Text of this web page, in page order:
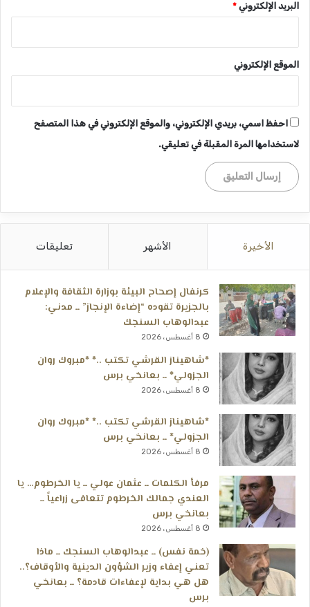
البريد الإلكتروني *
الموقع الإلكتروني
احفظ اسمي، بريدي الإلكتروني، والموقع الإلكتروني في هذا المتصفح
لاستخدامها المرة المقبلة في تعليقي.
الأخيرة الأشهر تعليقات
كرنفال إصحاح البيئة بوزارة الثقافة والإعلام
بالجزيرة تقوده “إضاءة الإنجاز” ــ مدني:
عبدالوهاب السنجك
8 أغسطس، 2026
*شاهيناز القرشي تكتب ..* *مبروك روان
الجزولي* ــ بعانخي برس
8 أغسطس، 2026
*شاهيناز القرشي تكتب ..* *مبروك روان
الجزولي* ــ بعانخي برس
8 أغسطس، 2026
مرفأ الكلمات ــ عثمان عولي ــ يا الخرطوم… يا
العندي جمالك الخرطوم تتعافى زراعياً ــ
بعانخي برس
8 أغسطس، 2026
(خمة نفس) ــ عبدالوهاب السنجك ــ ماذا
تعني إعفاء وزير الشؤون الدينية والأوقاف؟..
هل هي بداية لإعفاءات قادمة؟ ــ بعانخي
برس